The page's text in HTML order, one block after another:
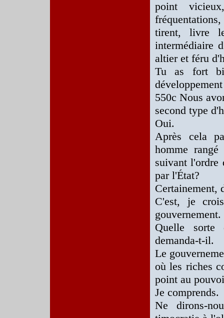
point
tirent, livre
intermédiaire
altier et féru
Tu as fort
550c Nous
second type
Oui.
Après cela
homme
suivant l'ordre
par l'État?
Certainement,
C'est, je
gouvernement.
Quelle sorte
demanda-t-il.
Le
où les riches
point au
Je comprends.
Ne dirons-